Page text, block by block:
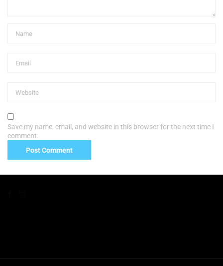
Save my name, email, and website in this browser for the next time I
comment.